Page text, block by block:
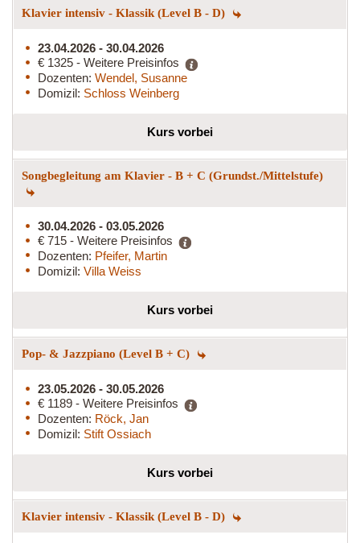
Klavier intensiv - Klassik (Level B - D)
23.04.2026 - 30.04.2026
€ 1325 - Weitere Preisinfos
Dozenten: Wendel, Susanne
Domizil: Schloss Weinberg
Kurs vorbei
Songbegleitung am Klavier - B + C (Grundst./Mittelstufe)
30.04.2026 - 03.05.2026
€ 715 - Weitere Preisinfos
Dozenten: Pfeifer, Martin
Domizil: Villa Weiss
Kurs vorbei
Pop- & Jazzpiano (Level B + C)
23.05.2026 - 30.05.2026
€ 1189 - Weitere Preisinfos
Dozenten: Röck, Jan
Domizil: Stift Ossiach
Kurs vorbei
Klavier intensiv - Klassik (Level B - D)